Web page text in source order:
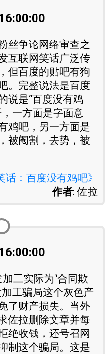
丝争论网络审查之
互联网笑话广泛传
但百度的贴吧有狗
。完整说法是百度
说是“百度没有鸡
一方面是字面意
鸡吧，另一方面是
被阉割，去势，被
话：百度没有鸡吧》
作者: 佐拉
工实际为“合同欺
工骗局这个灰色产
了财产损失。当外
佐拉删除文章并每
绝收钱，还号召网
制这个骗局。这是